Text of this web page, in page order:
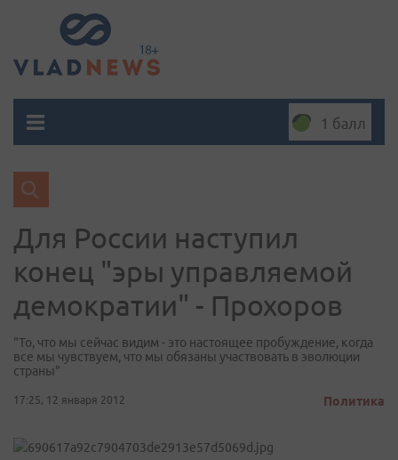
1 балл
Для России наступил
конец "эры управляемой
демократии" - Прохоров
"То, что мы сейчас видим - это настоящее пробуждение, когда
все мы чувствуем, что мы обязаны участвовать в эволюции
страны"
17:25, 12 января 2012 Политика